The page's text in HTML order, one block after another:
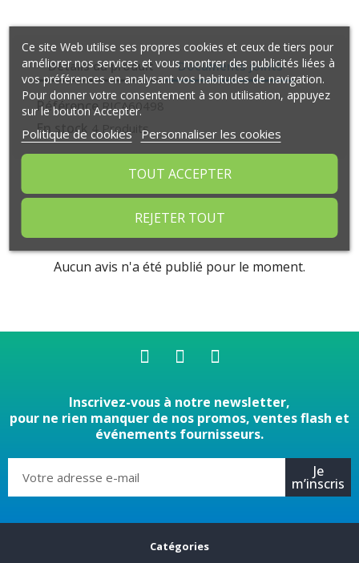
Détails du produit Documents joints
Référence RICA60498
En stock 4 Produits
Commentaires (0)
Aucun avis n'a été publié pour le moment.
Inscrivez-vous à notre newsletter,
pour ne rien manquer de nos promos, ventes flash et
événements fournisseurs.
Je
m’inscris
Catégories
Ce site Web utilise ses propres cookies et ceux de tiers pour
améliorer nos services et vous montrer des publicités liées à
vos préférences en analysant vos habitudes de navigation.
Pour donner votre consentement à son utilisation, appuyez
sur le bouton Accepter.
Politique de cookies Personnaliser les cookies
REJETER TOUT
TOUT ACCEPTER